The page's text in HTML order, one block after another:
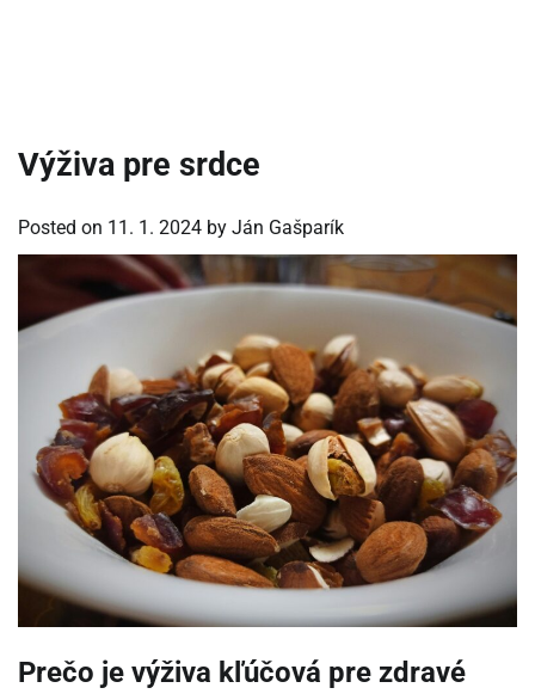
Výživa pre srdce
Posted on 11. 1. 2024 by Ján Gašparík
Prečo je výživa kľúčová pre zdravé